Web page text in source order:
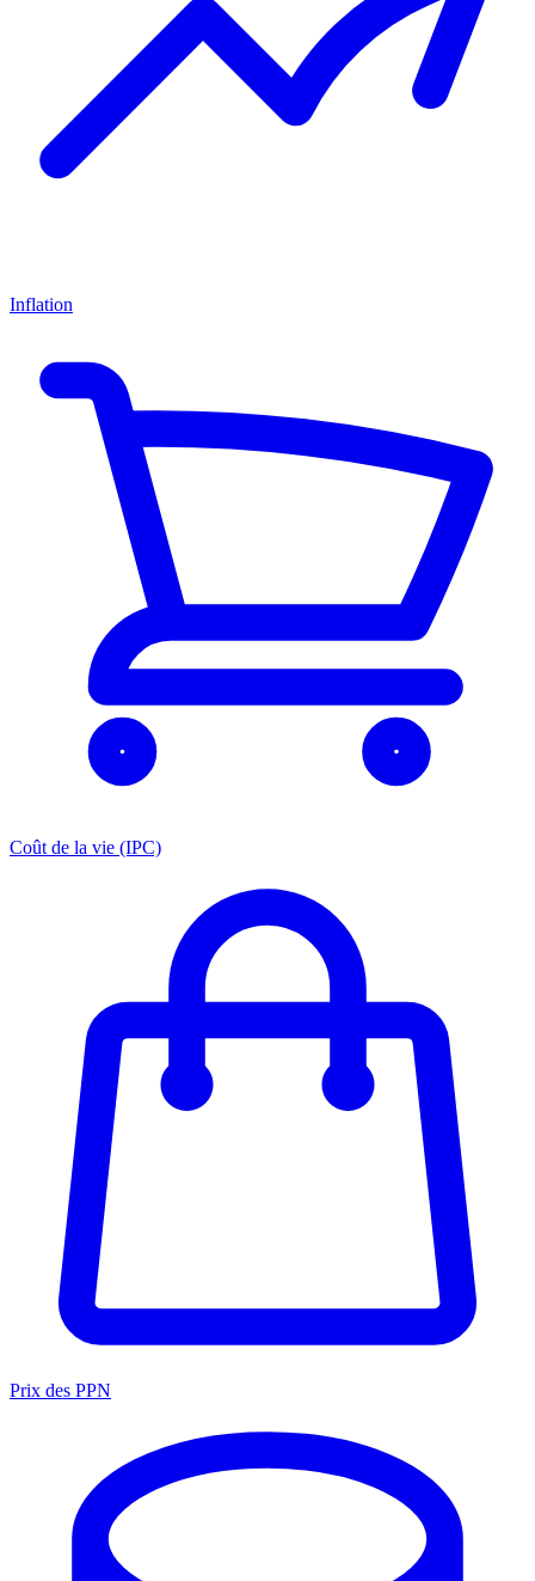
Inflation
Coût de la vie (IPC)
Prix des PPN